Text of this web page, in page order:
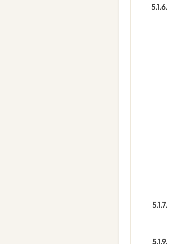
5.1.6.
5.1.7.
5.1.9.